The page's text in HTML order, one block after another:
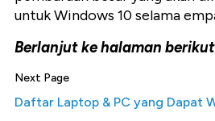
untuk Windows 10 selama
Berlanjut ke halaman
Next Page
Daftar Laptop & PC yang Dapat